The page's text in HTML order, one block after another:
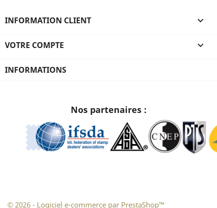
INFORMATION CLIENT 
VOTRE COMPTE 
INFORMATIONS
Nos partenaires :
© 2026 - Logiciel e-commerce par PrestaShop™